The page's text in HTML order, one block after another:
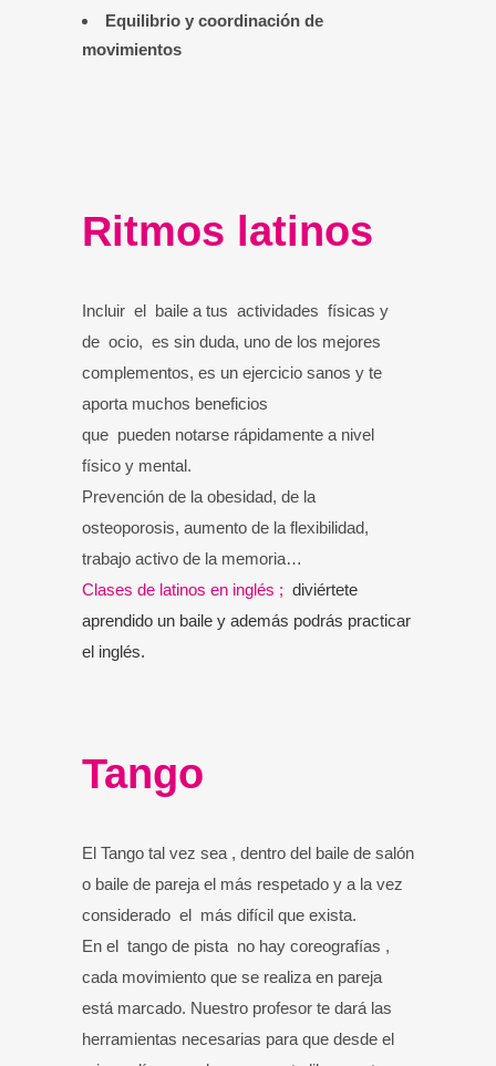
Equilibrio y coordinación de
movimientos
Ritmos latinos
Incluir el baile a tus actividades físicas y
de ocio, es sin duda, uno de los mejores
complementos, es un ejercicio sanos y te
aporta muchos beneficios
que pueden notarse rápidamente a nivel
físico y mental.
Prevención de la obesidad, de la
osteoporosis, aumento de la flexibilidad,
trabajo activo de la memoria…
Clases de latinos en inglés ; diviértete
aprendido un baile y además podrás practicar
el inglés.
Tango
El Tango tal vez sea , dentro del baile de salón
o baile de pareja el más respetado y a la vez
considerado el más difícil que exista.
En el tango de pista no hay coreografías ,
cada movimiento que se realiza en pareja
está marcado. Nuestro profesor te dará las
herramientas necesarias para que desde el